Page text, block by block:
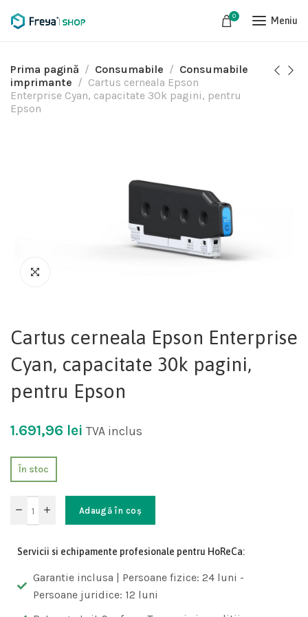
0 Meniu
Prima pagină Consumabile
Consumabile
imprimante
Cartus cerneala Epson
Enterprise Cyan, capacitate 30k pagini, pentru
Epson
Cartus cerneala Epson Enterprise
Cyan, capacitate 30k pagini,
pentru Epson
1.691,96 lei TVA inclus
În stoc
Adaugă în coș
Servicii si echipamente profesionale pentru HoReCa:
Garantie inclusa | Persoane fizice: 24 luni -
Persoane juridice: 12 luni